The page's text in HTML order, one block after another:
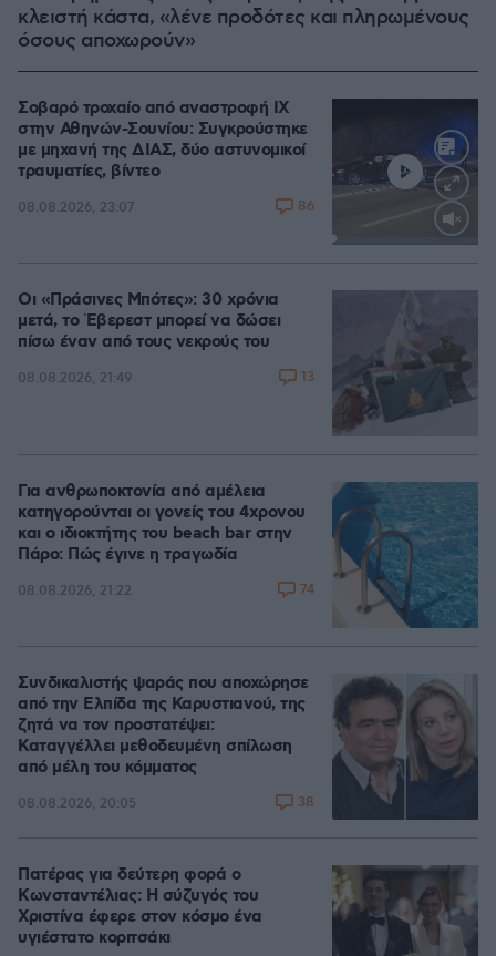
κλειστή κάστα, «λένε προδότες και πληρωμένους
όσους αποχωρούν»
Σοβαρό τροχαίο από αναστροφή ΙΧ
στην Αθηνών-Σουνίου: Συγκρούστηκε
με μηχανή της ΔΙΑΣ, δύο αστυνομικοί
τραυματίες, βίντεο
08.08.2026, 23:07 86
Οι «Πράσινες Μπότες»: 30 χρόνια
μετά, το Έβερεστ μπορεί να δώσει
πίσω έναν από τους νεκρούς του
08.08.2026, 21:49 13
Για ανθρωποκτονία από αμέλεια
κατηγορούνται οι γονείς του 4χρονου
και ο ιδιοκτήτης του beach bar στην
Πάρο: Πώς έγινε η τραγωδία
08.08.2026, 21:22 74
Συνδικαλιστής ψαράς που αποχώρησε
από την Ελπίδα της Καρυστιανού, της
ζητά να τον προστατέψει:
Καταγγέλλει μεθοδευμένη σπίλωση
από μέλη του κόμματος
08.08.2026, 20:05 38
Πατέρας για δεύτερη φορά ο
Κωνσταντέλιας: Η σύζυγός του
Χριστίνα έφερε στον κόσμο ένα
υγιέστατο κοριτσάκι